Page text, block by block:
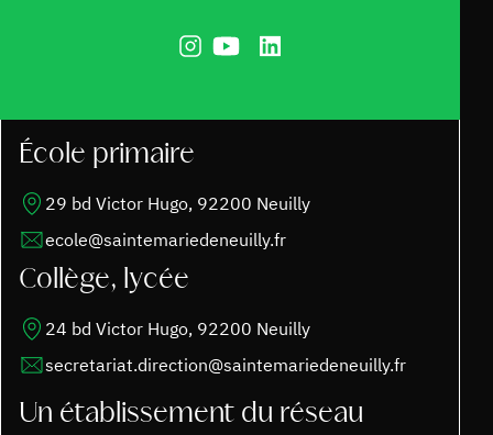
École primaire
29 bd Victor Hugo, 92200 Neuilly
ecole@saintemariedeneuilly.fr
Collège, lycée
24 bd Victor Hugo, 92200 Neuilly
secretariat.direction@saintemariedeneuilly.fr
Un établissement du réseau